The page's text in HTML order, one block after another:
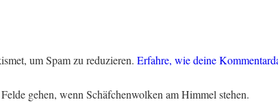
um Spam zu reduzieren. Erfahre, wie deine
gehen, wenn Schäfchenwolken am Himmel stehen.